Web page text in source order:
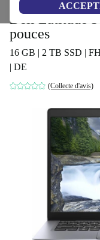
Dell Latitude
pouces
16 GB | 2 TB SSD |
| DE
(Collecte d'avis)